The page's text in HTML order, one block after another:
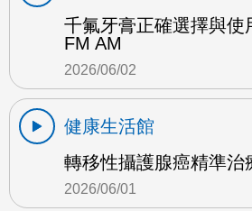
千氟牙膏正確選擇與使
FM AM
2026/06/02
健康生活館
轉移性攝護腺癌精準治
2026/06/01